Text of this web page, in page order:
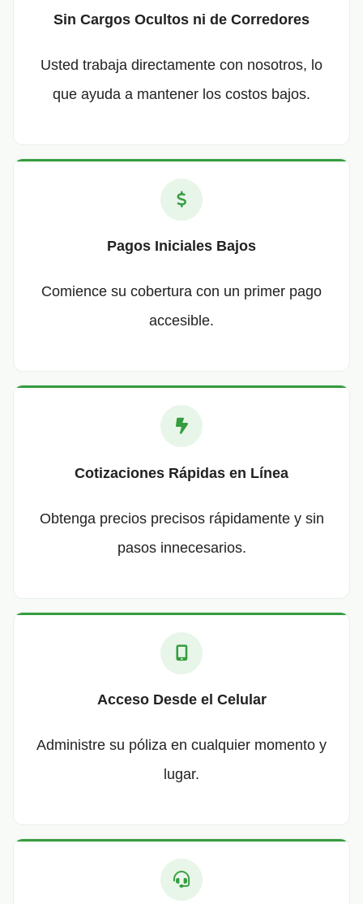
Sin Cargos Ocultos ni de Corredores
Usted trabaja directamente con nosotros, lo
que ayuda a mantener los costos bajos.
Pagos Iniciales Bajos
Comience su cobertura con un primer pago
accesible.
Cotizaciones Rápidas en Línea
Obtenga precios precisos rápidamente y sin
pasos innecesarios.
Acceso Desde el Celular
Administre su póliza en cualquier momento y
lugar.